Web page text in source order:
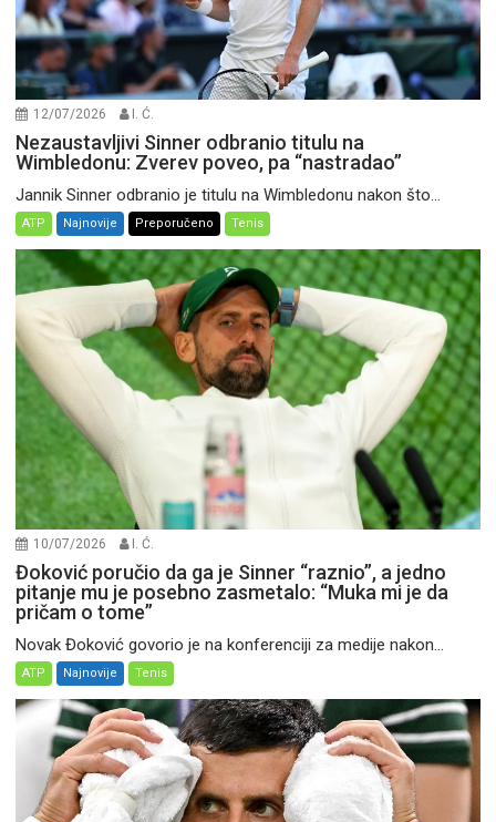
12/07/2026 I. Ć.
Nezaustavljivi Sinner odbranio titulu na
Wimbledonu: Zverev poveo, pa “nastradao”
Jannik Sinner odbranio je titulu na Wimbledonu nakon što...
ATP Najnovije Preporučeno Tenis
10/07/2026 I. Ć.
Đoković poručio da ga je Sinner “raznio”, a jedno
pitanje mu je posebno zasmetalo: “Muka mi je da
pričam o tome”
Novak Đoković govorio je na konferenciji za medije nakon...
ATP Najnovije Tenis